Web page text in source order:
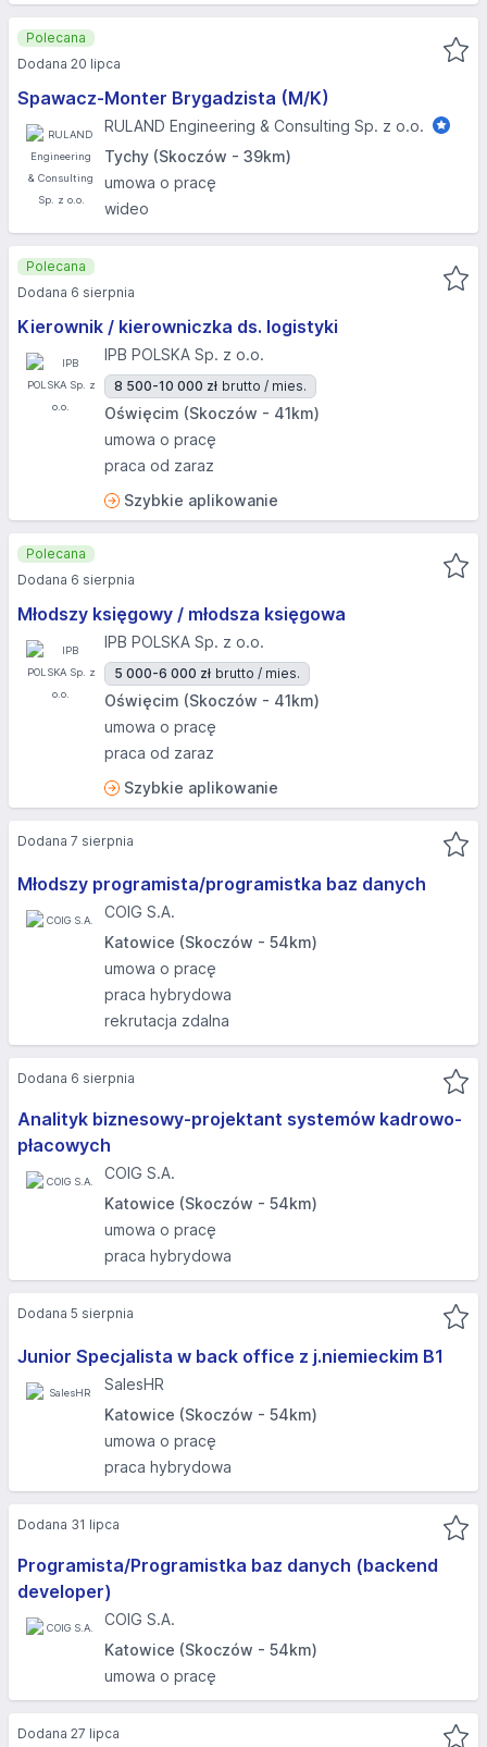
Spawacz-Monter Brygadzista (M/K)
RULAND Engineering & Consulting Sp. z o.o.
Tychy (Skoczów - 39km)
umowa o pracę
wideo
Polecana
Dodana 20 lipca
Kierownik / kierowniczka ds. logistyki
IPB POLSKA Sp. z o.o.
8 500-10 000 zł brutto / mies.
Oświęcim (Skoczów - 41km)
umowa o pracę
praca od zaraz
Szybkie aplikowanie
Polecana
Dodana 6 sierpnia
Młodszy księgowy / młodsza księgowa
IPB POLSKA Sp. z o.o.
5 000-6 000 zł brutto / mies.
Oświęcim (Skoczów - 41km)
umowa o pracę
praca od zaraz
Szybkie aplikowanie
Polecana
Dodana 6 sierpnia
Młodszy programista/programistka baz danych
COIG S.A.
Katowice (Skoczów - 54km)
umowa o pracę
praca hybrydowa
rekrutacja zdalna
Dodana 7 sierpnia
Analityk biznesowy-projektant systemów kadrowo-
płacowych
COIG S.A.
Katowice (Skoczów - 54km)
umowa o pracę
praca hybrydowa
Dodana 6 sierpnia
Junior Specjalista w back office z j.niemieckim B1
SalesHR
Katowice (Skoczów - 54km)
umowa o pracę
praca hybrydowa
Dodana 5 sierpnia
Programista/Programistka baz danych (backend
developer)
COIG S.A.
Katowice (Skoczów - 54km)
umowa o pracę
Dodana 31 lipca
Dodana 27 lipca